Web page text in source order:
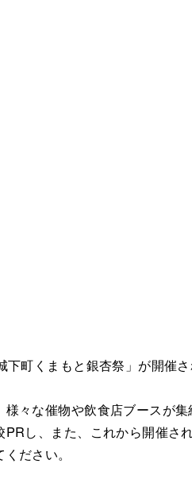
町くまもと銀杏祭」が開催
々な催物や飲食店ブースが
し、また、これから開催さ
ださい。